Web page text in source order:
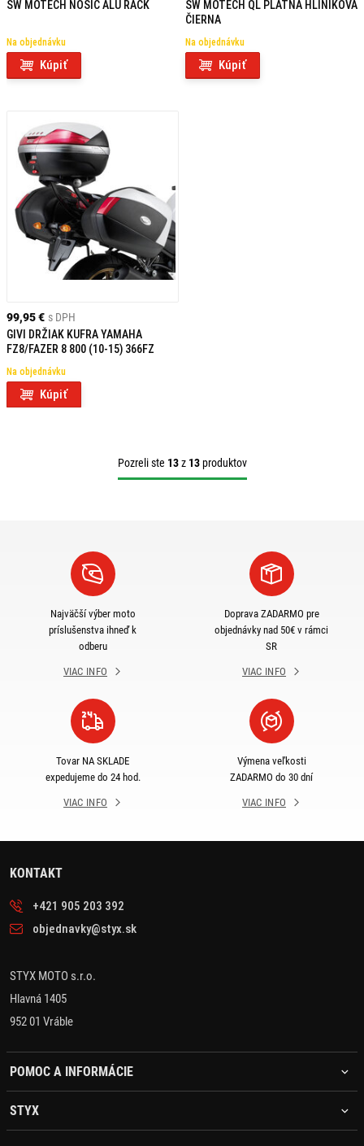
SW MOTECH NOSIČ ALU RACK
Na objednávku
Kúpiť
SW MOTECH QL PLATŇA HLINÍKOVÁ
ČIERNA
Na objednávku
Kúpiť
99,95 € s DPH
GIVI DRŽIAK KUFRA YAMAHA
FZ8/FAZER 8 800 (10-15) 366FZ
Na objednávku
Kúpiť
Pozreli ste 13z 13produktov
Najväčší výber moto
príslušenstva ihneď k
odberu
VIAC INFO
Doprava ZADARMO pre
objednávky nad 50€ v rámci
SR
VIAC INFO
Tovar NA SKLADE
expedujeme do 24 hod.
VIAC INFO
Výmena veľkosti
ZADARMO do 30 dní
VIAC INFO
KONTAKT
+421 905 203 392
objednavky@styx.sk
STYX MOTO s.r.o.
Hlavná 1405
952 01 Vráble
POMOC A INFORMÁCIE
STYX